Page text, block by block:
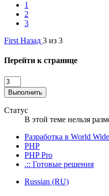
1
2
3
First Назад 3 из 3
Перейти к странице
Выполнить
Статус
В этой теме нельзя
Разработка в World
PHP
PHP Pro
.:: Готовые решения
Russian (RU)